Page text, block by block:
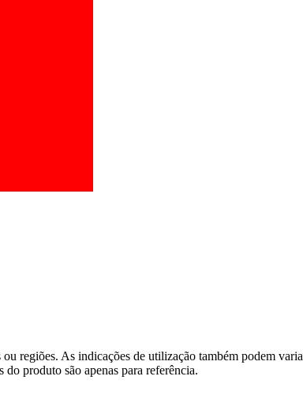
regiões. As indicações de utilização também podem
produto são apenas para referência.